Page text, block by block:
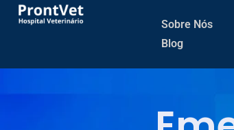
Sobre Nós
Blog